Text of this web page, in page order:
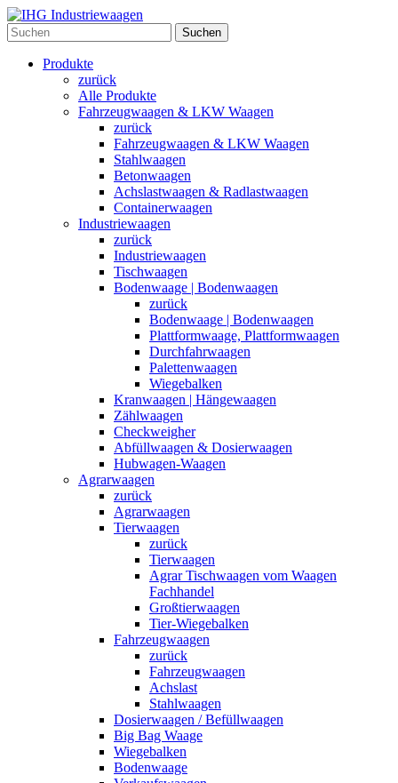
Suchen
Produkte
zurück
Alle Produkte
Fahrzeugwaagen & LKW Waagen
zurück
Fahrzeugwaagen & LKW Waagen
Stahlwaagen
Betonwaagen
Achslastwaagen & Radlastwaagen
Containerwaagen
Industriewaagen
zurück
Industriewaagen
Tischwaagen
Bodenwaage | Bodenwaagen
zurück
Bodenwaage | Bodenwaagen
Plattformwaage, Plattformwaagen
Durchfahrwaagen
Palettenwaagen
Wiegebalken
Kranwaagen | Hängewaagen
Zählwaagen
Checkweigher
Abfüllwaagen & Dosierwaagen
Hubwagen-Waagen
Agrarwaagen
zurück
Agrarwaagen
Tierwaagen
zurück
Tierwaagen
Agrar Tischwaagen vom Waagen
Fachhandel
Großtierwaagen
Tier-Wiegebalken
Fahrzeugwaagen
zurück
Fahrzeugwaagen
Achslast
Stahlwaagen
Dosierwaagen / Befüllwaagen
Big Bag Waage
Wiegebalken
Bodenwaage